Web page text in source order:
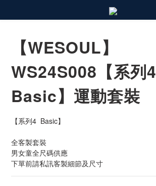
【WESOUL】
WS24S008【系列4
Basic】運動套裝
【系列4  Basic】
全客製套裝
男女童全尺碼供應
下單前請私訊客製細節及尺寸